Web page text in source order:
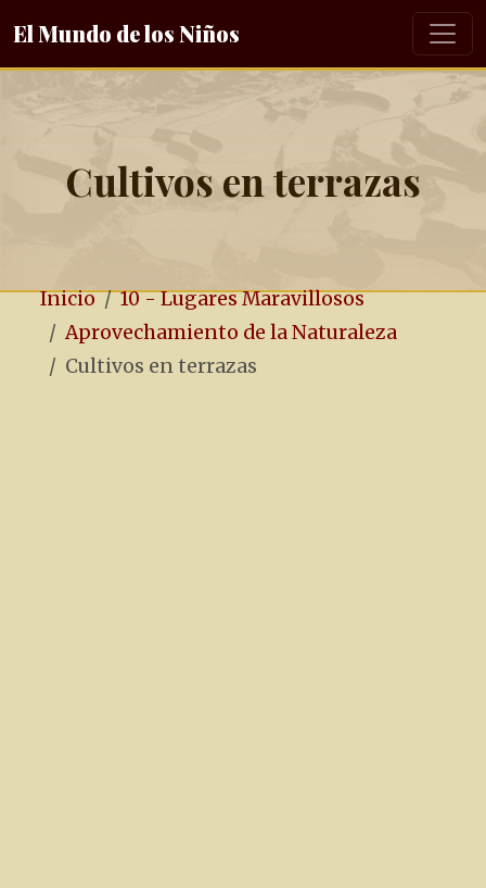
El Mundo de los Niños
Cultivos en terrazas
Inicio
10 - Lugares Maravillosos
Aprovechamiento de la Naturaleza
Cultivos en terrazas